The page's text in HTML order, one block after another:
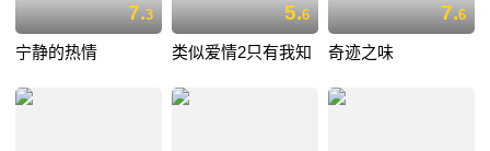
7.3
宁静的热情
5.6
类似爱情2只有我知
7.6
奇迹之味